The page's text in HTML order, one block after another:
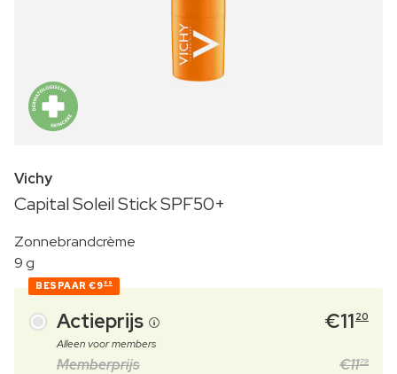
Vichy
Capital Soleil Stick SPF50+
Zonnebrandcrème
9 g
BESPAAR €9 89
Actieprijs €11 20
Alleen voor members
Memberprijs €11 79